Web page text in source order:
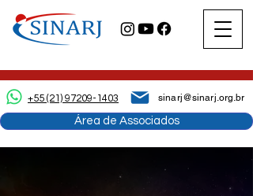
sinarj@sinarj.org.br
Área de Associados
+55 (21) 97209-1403